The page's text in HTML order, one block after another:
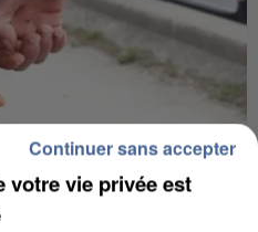
votre vie privée est
Continuer sans accepter